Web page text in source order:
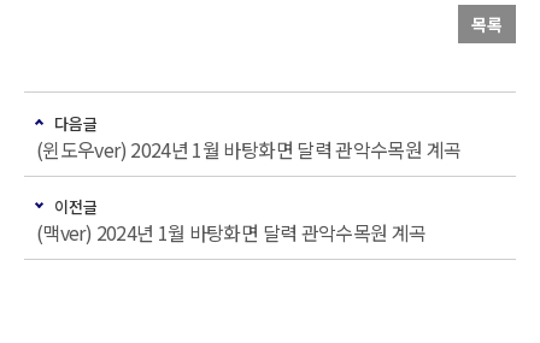
목록
다음글
(윈도우ver) 2024년 1월 바탕화면 달력 관악수목원 계곡
이전글
(맥ver) 2024년 1월 바탕화면 달력 관악수목원 계곡